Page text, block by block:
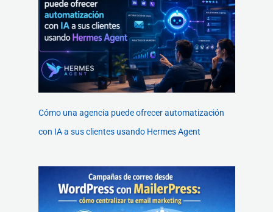
Cómo una agencia puede ofrecer automatización
con IA a sus clientes usando Hermes Agent